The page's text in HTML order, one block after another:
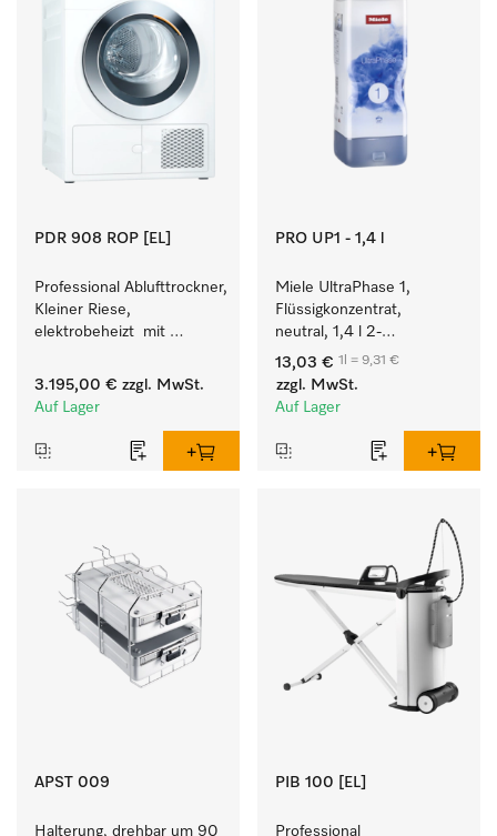
PDR 908 ROP [EL]
Professional Ablufttrockner,
Kleiner Riese,
elektrobeheizt  mit
Programmlaufzeiten.
Leistung 8 kg in 42 min.
3.195,00 € zzgl. MwSt.
Auf Lager
PRO UP1 - 1,4 l
Miele UltraPhase 1,
Flüssigkonzentrat,
neutral, 1,4 l 2-
Komponentenwaschmittel
für Buntes, Weißes und
Feines.
13,03 € 1l = 9,31 €
zzgl. MwSt.
Auf Lager
APST 009
Halterung, drehbar um 90
PIB 100 [EL]
Professional